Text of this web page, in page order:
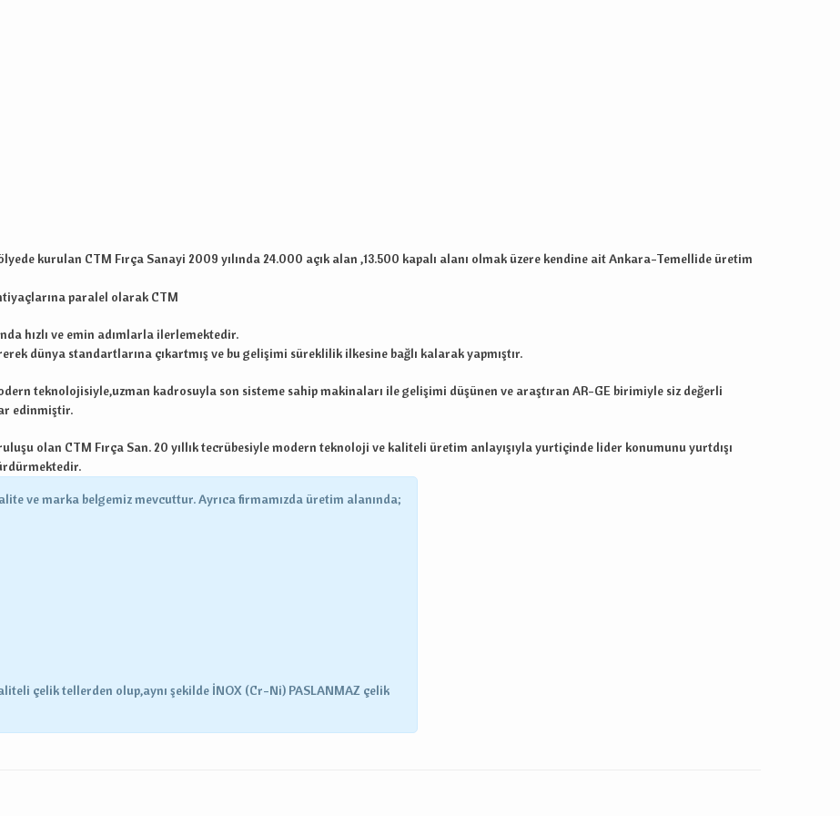
kurulan CTM Fırça Sanayi 2009 yılında 24.000 açık alan ,13.500 kapalı alanı olmak üzere kendine ait Ankara-Temellide üretim
paralel olarak CTM
hızlı ve emin adımlarla ilerlemektedir.
dünya standartlarına çıkartmış ve bu gelişimi süreklilik ilkesine bağlı kalarak yapmıştır.
teknolojisiyle,uzman kadrosuyla son sisteme sahip makinaları ile gelişimi düşünen ve araştıran AR-GE birimiyle siz değerli
edinmiştir.
olan CTM Fırça San. 20 yıllık tecrübesiyle modern teknoloji ve kaliteli üretim anlayışıyla yurtiçinde lider konumunu yurtdışı
ve marka belgemiz mevcuttur. Ayrıca firmamızda üretim alanında;
çelik tellerden olup,aynı şekilde İNOX (Cr-Ni) PASLANMAZ çelik